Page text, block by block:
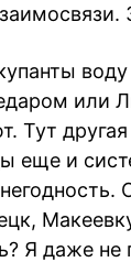
или
Тут
еще и
Я даже